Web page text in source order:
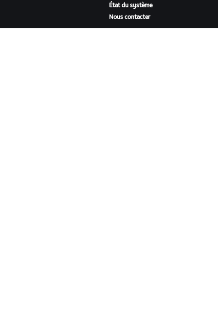
État du système
Nous contacter